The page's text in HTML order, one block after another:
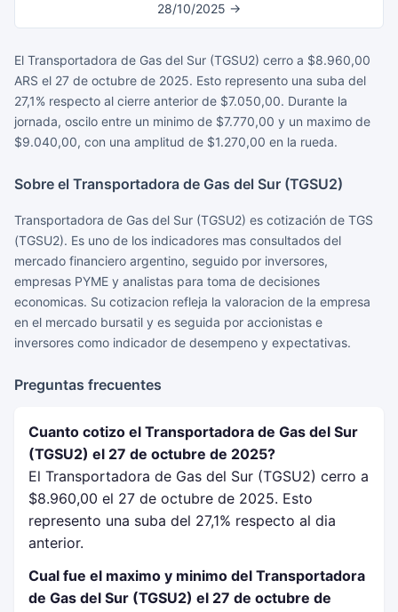
28/10/2025 →
El Transportadora de Gas del Sur (TGSU2) cerro a $8.960,00
ARS el 27 de octubre de 2025. Esto represento una suba del
27,1% respecto al cierre anterior de $7.050,00. Durante la
jornada, oscilo entre un minimo de $7.770,00 y un maximo de
$9.040,00, con una amplitud de $1.270,00 en la rueda.
Sobre el Transportadora de Gas del Sur (TGSU2)
Transportadora de Gas del Sur (TGSU2) es cotización de TGS
(TGSU2). Es uno de los indicadores mas consultados del
mercado financiero argentino, seguido por inversores,
empresas PYME y analistas para toma de decisiones
economicas. Su cotizacion refleja la valoracion de la empresa
en el mercado bursatil y es seguida por accionistas e
inversores como indicador de desempeno y expectativas.
Preguntas frecuentes
Cuanto cotizo el Transportadora de Gas del Sur
(TGSU2) el 27 de octubre de 2025?
El Transportadora de Gas del Sur (TGSU2) cerro a
$8.960,00 el 27 de octubre de 2025. Esto
represento una suba del 27,1% respecto al dia
anterior.
Cual fue el maximo y minimo del Transportadora
de Gas del Sur (TGSU2) el 27 de octubre de